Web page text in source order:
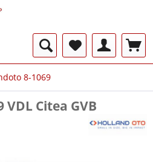
8-1069
Citea GVB